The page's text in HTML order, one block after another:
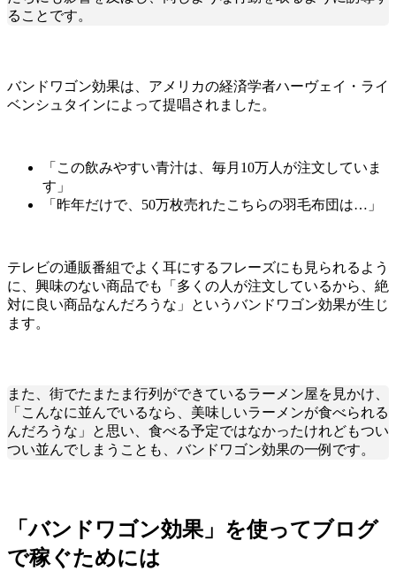
ることです。
バンドワゴン効果は、アメリカの経済学者ハーヴェイ・ライ
ベンシュタインによって提唱されました。
「この飲みやすい青汁は、毎月10万人が注文していま
す」
「昨年だけで、50万枚売れたこちらの羽毛布団は…」
テレビの通販番組でよく耳にするフレーズにも見られるよう
に、興味のない商品でも「多くの人が注文しているから、絶
対に良い商品なんだろうな」というバンドワゴン効果が生じ
ます。
また、街でたまたま行列ができているラーメン屋を見かけ、
「こんなに並んでいるなら、美味しいラーメンが食べられる
んだろうな」と思い、食べる予定ではなかったけれどもつい
つい並んでしまうことも、バンドワゴン効果の一例です。
「バンドワゴン効果」を使ってブログ
で稼ぐためには